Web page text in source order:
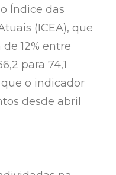
Índice das
(ICEA), que
12% entre
para 74,1
o indicador
desde abril